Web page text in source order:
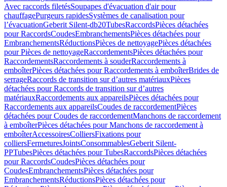
Avec raccords filetésSoupapes d'évacuation d'air pour
chauffagePurgeurs rapidesSystèmes de canalisation pour
l’évacuationGeberit Silent-db20TubesRaccordsPièces détachées
pour RaccordsCoudesEmbranchementsPièces détachées pour
EmbranchementsRéductionsPièces de nettoyagePièces détachées
pour Pièces de nettoyageRaccordementsPièces détachées pour
RaccordementsRaccordements à souderRaccordements à
emboîterPièces détachées pour Raccordements à emboîterBrides de
serrageRaccords de transition sur d’autres matériauxPièces
détachées pour Raccords de transition sur d’autres
matériauxRaccordements aux appareilsPièces détachées pour
Raccordements aux appareilsCoudes de raccordementPièces
détachées pour Coudes de raccordementManchons de raccordement
à emboîterPièces détachées pour Manchons de raccordement à
emboîterAccessoiresColliersFixations pour
colliersFermeturesJointsConsommablesGeberit Silent-
PPTubesPièces détachées pour TubesRaccordsPièces détachées
pour RaccordsCoudesPièces détachées pour
CoudesEmbranchementsPièces détachées pour
EmbranchementsRéductionsPièces détachées pour